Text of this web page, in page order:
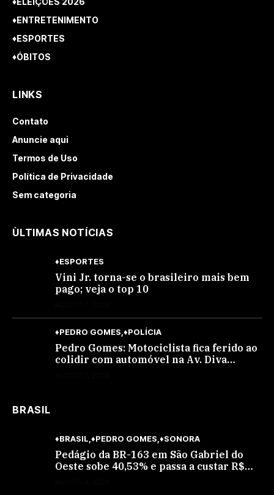
♦ENTRETENIMENTO
♦ESPORTES
♦ÓBITOS
LINKS
Contato
Anuncie aqui
Termos de Uso
Política de Privacidade
Sem categoria
ÙLTIMAS NOTÍCIAS
♦ESPORTES
Vini Jr. torna-se o brasileiro mais bem
pago; veja o top 10
♦PEDRO GOMES ♦POLÍCIA
Pedro Gomes: Motociclista fica ferido ao
colidir com automóvel na Av. Diva
BRASIL
♦BRASIL ♦PEDRO GOMES ♦SONORA
Pedágio da BR-163 em São Gabriel do
Oeste sobe 40,53% e passa a custar R$